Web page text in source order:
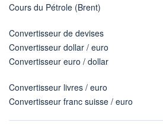
Cours du Pétrole (Brent)
Convertisseur de devises
Convertisseur dollar / euro
Convertisseur euro / dollar
Convertisseur livres / euro
Convertisseur franc suisse / euro